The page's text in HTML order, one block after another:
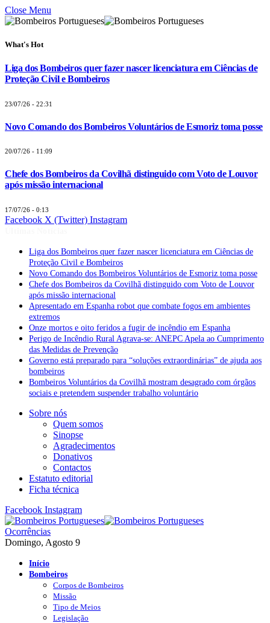
Close Menu
What's Hot
Liga dos Bombeiros quer fazer nascer licenciatura em Ciências de
Proteção Civil e Bombeiros
23/07/26 - 22:31
Novo Comando dos Bombeiros Voluntários de Esmoriz toma posse
20/07/26 - 11:09
Chefe dos Bombeiros da Covilhã distinguido com Voto de Louvor
após missão internacional
17/07/26 - 0:13
Facebook X (Twitter) Instagram
Liga dos Bombeiros quer fazer nascer licenciatura em Ciências de
Proteção Civil e Bombeiros
Novo Comando dos Bombeiros Voluntários de Esmoriz toma posse
Chefe dos Bombeiros da Covilhã distinguido com Voto de Louvor
após missão internacional
Apresentado em Espanha robot que combate fogos em ambientes
extremos
Onze mortos e oito feridos a fugir de incêndio em Espanha
Perigo de Incêndio Rural Agrava-se: ANEPC Apela ao Cumprimento
das Medidas de Prevenção
Governo está preparado para “soluções extraordinárias” de ajuda aos
bombeiros
Bombeiros Voluntários da Covilhã mostram desagrado com órgãos
sociais e pretendem suspender trabalho voluntário
Sobre nós
Quem somos
Sinopse
Agradecimentos
Donativos
Contactos
Estatuto editorial
Ficha técnica
Facebook Instagram
Ocorrências
Domingo, Agosto 9
Início
Bombeiros
Corpos de Bombeiros
Missão
Tipo de Meios
Legislação